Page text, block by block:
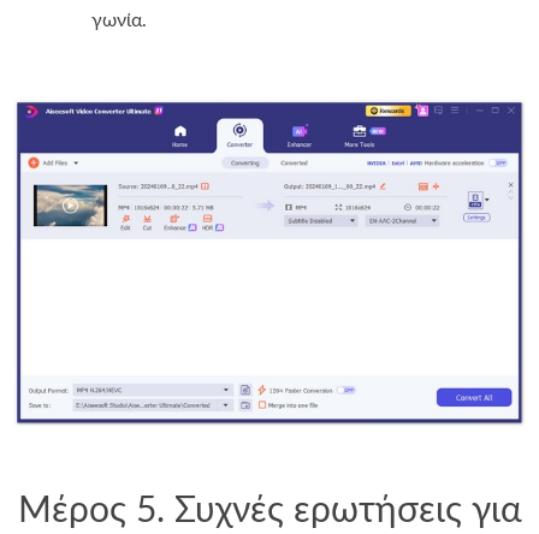
γωνία.
Μέρος 5. Συχνές ερωτήσεις για